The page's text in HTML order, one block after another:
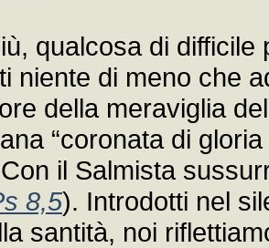
qualcosa di difficile
niente di meno che
della meraviglia
“coronata di
il Salmista
8,5). Introdotti nel
santità, noi